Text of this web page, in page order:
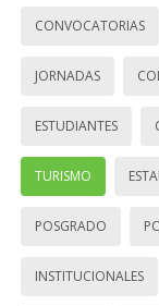
CONVOCATORIAS
JORNADAS
ESTUDIANTES
TURISMO
POSGRADO
INSTITUCIONALES